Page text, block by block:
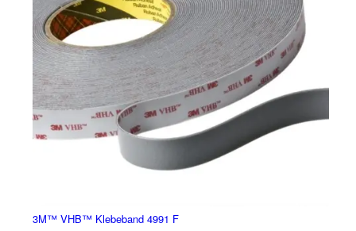
3M™ VHB™ Klebeband 4991 F